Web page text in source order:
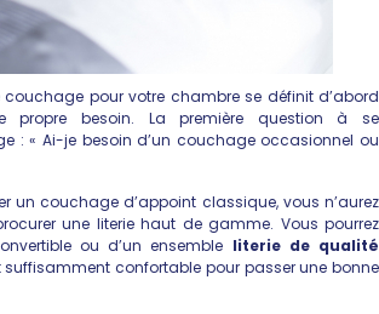
pour votre chambre se définit d’abord
propre besoin. La première question à se
: « Ai-je besoin d’un couchage occasionnel ou
un couchage d’appoint classique, vous n’aurez
une literie haut de gamme. Vous pourrez
ou d’un ensemble literie de qualité
suffisamment confortable pour passer une bonne